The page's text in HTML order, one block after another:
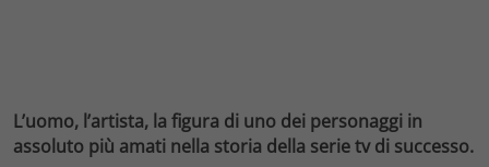
L’uomo, l’artista, la figura di uno dei personaggi in
assoluto più amati nella storia della serie tv di successo.